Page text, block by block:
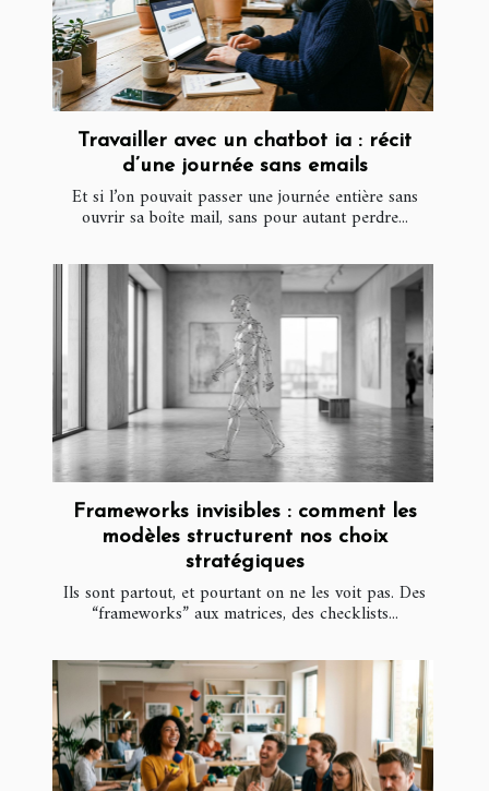
Travailler avec un chatbot ia : récit
d’une journée sans emails
Et si l’on pouvait passer une journée entière sans
ouvrir sa boîte mail, sans pour autant perdre...
Frameworks invisibles : comment les
modèles structurent nos choix
stratégiques
Ils sont partout, et pourtant on ne les voit pas. Des
“frameworks” aux matrices, des checklists...